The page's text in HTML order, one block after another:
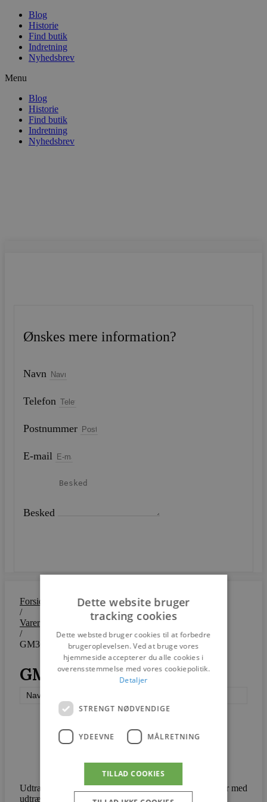
Blog
Historie
Find butik
Indretning
Nyhedsbrev
Menu
Blog
Historie
Find butik
Indretning
Nyhedsbrev
Ønskes mere information?
Navn
Telefon
Postnummer
E-mail
Besked
Forside
/
Varer
/
GM3640 Nano
GM3640 Nano
Naver Collection
Udtræksbordet Nano med Nano-laminat fås i 3 længder med
udtræk til 4 indlægsplader som standard.
Dette website bruger
tracking cookies
Dette websted bruger cookies til at forbedre
brugeroplevelsen. Ved at bruge vores
hjemmeside accepterer du alle cookies i
overensstemmelse med vores cookiepolitik.
Detaljer
STRENGT NØDVENDIGE
YDEEVNE MÅLRETNING
TILLAD COOKIES